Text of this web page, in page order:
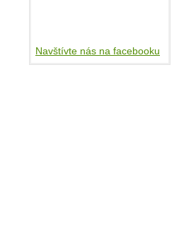
Navštívte nás na facebooku